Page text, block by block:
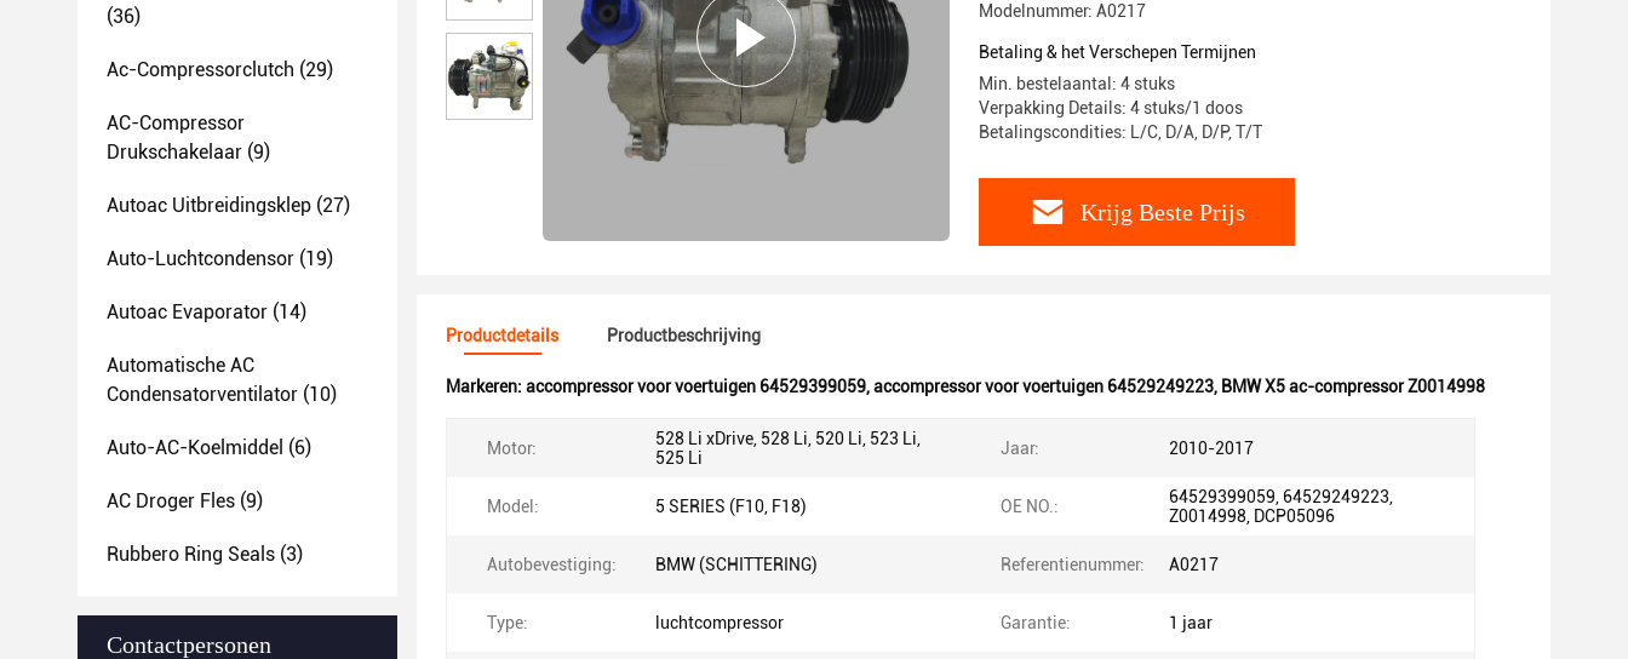
(36)
Ac-Compressorclutch (29)
AC-Compressor
Drukschakelaar (9)
Autoac Uitbreidingsklep (27)
Auto-Luchtcondensor (19)
Autoac Evaporator (14)
Automatische AC
Condensatorventilator (10)
Auto-AC-Koelmiddel (6)
AC Droger Fles (9)
Rubbero Ring Seals (3)
Contactpersonen
Modelnummer: A0217
Betaling & het Verschepen Termijnen
Min. bestelaantal: 4 stuks
Verpakking Details: 4 stuks/1 doos
Betalingscondities: L/C, D/A, D/P, T/T
Krijg Beste Prijs
Productdetails Productbeschrijving
Markeren: accompressor voor voertuigen 64529399059,accompressor voor voertuigen 64529249223, BMW X5 ac-compressor Z0014998
Motor:
528 Li xDrive, 528 Li, 520 Li, 523 Li,
525 Li
Jaar: 2010-2017
Model: 5 SERIES (F10, F18) OE NO.:
64529399059, 64529249223,
Z0014998, DCP05096
Autobevestiging: BMW (SCHITTERING) Referentienummer: A0217
Type: luchtcompressor Garantie: 1 jaar